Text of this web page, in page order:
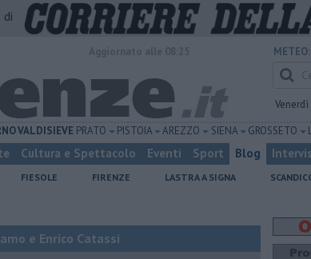
di
METEO:
Venerdì
VALDISIEVE PRATO PISTOIA AREZZO SIENA GROSSETO
Cultura e Spettacolo Eventi Sport Blog
FIESOLE FIRENZE LASTRA A SIGNA
e Enrico Catassi